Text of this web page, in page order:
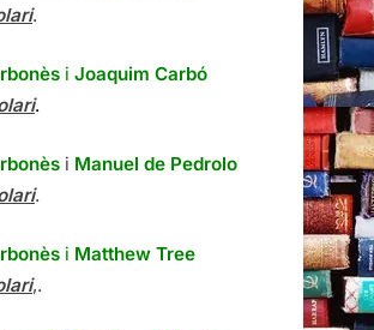
.
i Joaquim Carbó
.
i Manuel de Pedrolo
.
i Matthew Tree
,.